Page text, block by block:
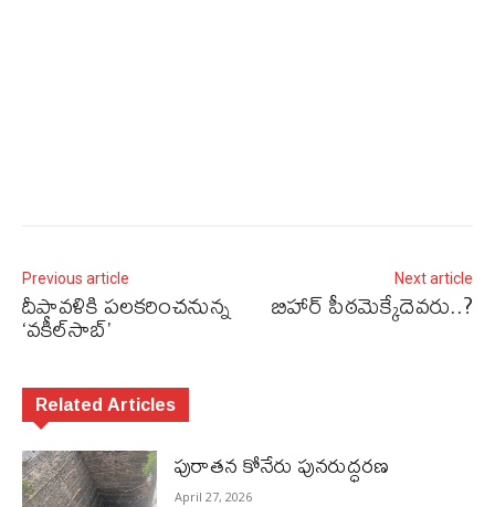
Previous article
దీపావళికి పలకరించనున్న
‘వకీల్‌సాబ్’
Next article
బిహార్‌ పీఠమెక్కేదెవరు..?
Related Articles
పురాత‌న కోనేరు పున‌రుద్ధ‌ర‌ణ
April 27, 2026